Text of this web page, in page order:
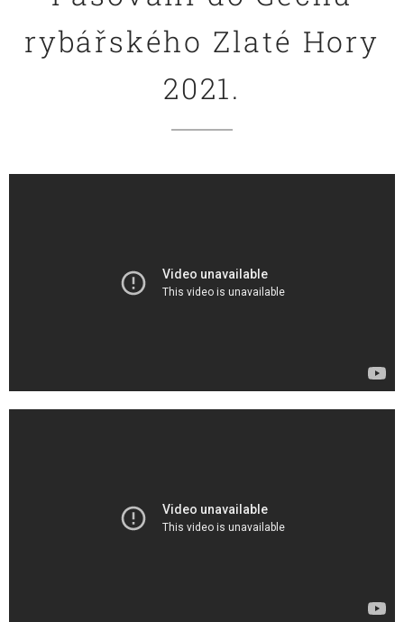
rybářského Zlaté Hory
2021.